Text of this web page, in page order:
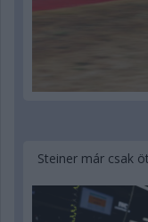
Steiner már csak